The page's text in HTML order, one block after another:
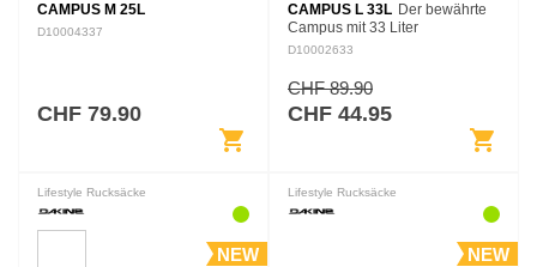
CAMPUS M 25L
D10004337
CHF 79.90
shopping_cart
CAMPUS L 33L Der bewährte
Campus mit 33 Liter
Fassungsvermögen bekommt
deiner Ausbildung. Das
großzügige Raumkonzept
bietet…
D10002633
CHF 89.90
CHF 44.95
shopping_cart
Lifestyle Rucksäcke
NEW
Lifestyle Rucksäcke
NEW